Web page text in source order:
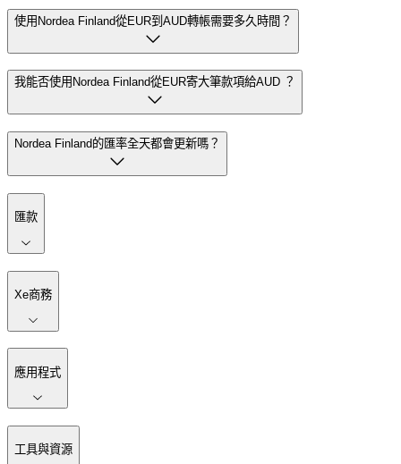
使用Nordea Finland從EUR到AUD轉帳需要多久時間？
我能否使用Nordea Finland從EUR寄大筆款項給AUD ？
Nordea Finland的匯率全天都會更新嗎？
匯款
Xe商務
應用程式
工具與資源